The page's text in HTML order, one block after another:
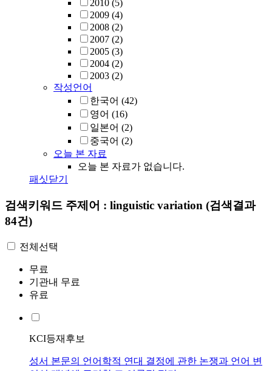
2010 (5)
2009 (4)
2008 (2)
2007 (2)
2005 (3)
2004 (2)
2003 (2)
작성언어
한국어 (42)
영어 (16)
일본어 (2)
중국어 (2)
오늘 본 자료
오늘 본 자료가 없습니다.
패싯닫기
검색키워드 주제어 : linguistic variation (검색결과
84건)
전체선택
무료
기관내 무료
유료
KCI등재후보
성서 본문의 언어학적 연대 결정에 관한 논쟁과 언어 변